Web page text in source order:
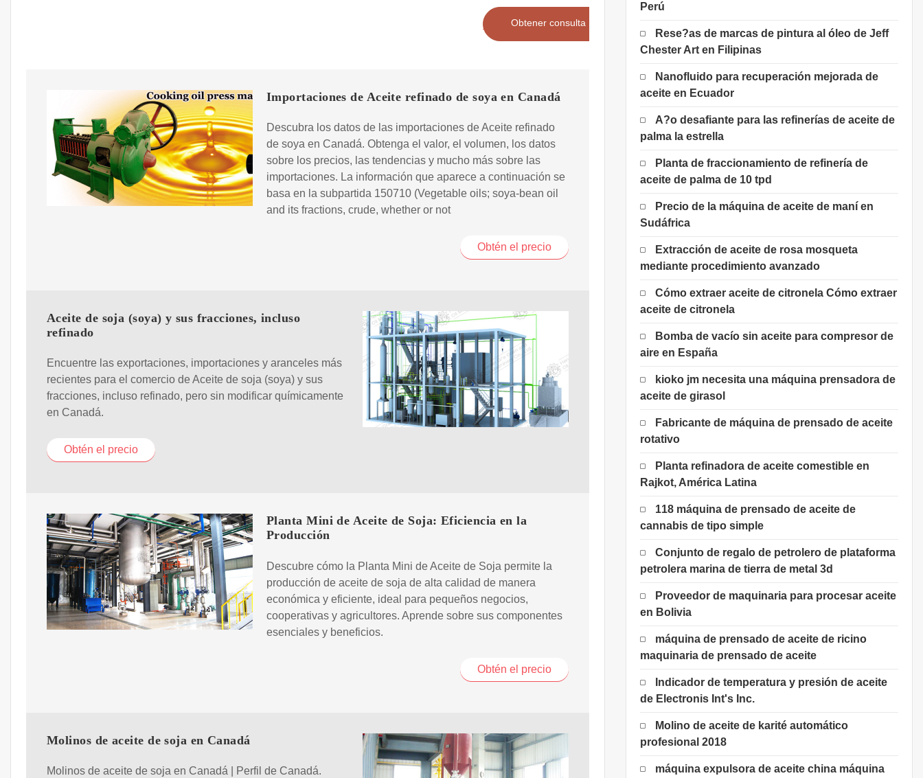
Obtener consulta
Importaciones de Aceite refinado de soya en Canadá
Descubra los datos de las importaciones de Aceite refinado
de soya en Canadá. Obtenga el valor, el volumen, los datos
sobre los precios, las tendencias y mucho más sobre las
importaciones. La información que aparece a continuación se
basa en la subpartida 150710 (Vegetable oils; soya-bean oil
and its fractions, crude, whether or not
Obtén el precio
Aceite de soja (soya) y sus fracciones, incluso
refinado
Encuentre las exportaciones, importaciones y aranceles más
recientes para el comercio de Aceite de soja (soya) y sus
fracciones, incluso refinado, pero sin modificar químicamente
en Canadá.
Obtén el precio
Planta Mini de Aceite de Soja: Eficiencia en la
Producción
Descubre cómo la Planta Mini de Aceite de Soja permite la
producción de aceite de soja de alta calidad de manera
económica y eficiente, ideal para pequeños negocios,
cooperativas y agricultores. Aprende sobre sus componentes
esenciales y beneficios.
Obtén el precio
Molinos de aceite de soja en Canadá
Molinos de aceite de soja en Canadá | Perfil de Canadá.
Perú
Rese?as de marcas de pintura al óleo de Jeff
Chester Art en Filipinas
Nanofluido para recuperación mejorada de
aceite en Ecuador
A?o desafiante para las refinerías de aceite de
palma la estrella
Planta de fraccionamiento de refinería de
aceite de palma de 10 tpd
Precio de la máquina de aceite de maní en
Sudáfrica
Extracción de aceite de rosa mosqueta
mediante procedimiento avanzado
Cómo extraer aceite de citronela Cómo extraer
aceite de citronela
Bomba de vacío sin aceite para compresor de
aire en España
kioko jm necesita una máquina prensadora de
aceite de girasol
Fabricante de máquina de prensado de aceite
rotativo
Planta refinadora de aceite comestible en
Rajkot, América Latina
118 máquina de prensado de aceite de
cannabis de tipo simple
Conjunto de regalo de petrolero de plataforma
petrolera marina de tierra de metal 3d
Proveedor de maquinaria para procesar aceite
en Bolivia
máquina de prensado de aceite de ricino
maquinaria de prensado de aceite
Indicador de temperatura y presión de aceite
de Electronis Int's Inc.
Molino de aceite de karité automático
profesional 2018
máquina expulsora de aceite china máquina